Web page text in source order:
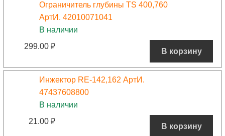
Ограничитель глубины TS 400,760
АртИ. 42010071041
В наличии
299.00 ₽
В корзину
Инжектор RE-142,162 АртИ.
47437608800
В наличии
21.00 ₽
В корзину